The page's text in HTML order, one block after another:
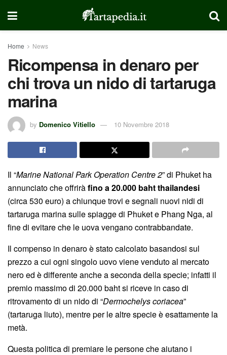
Home News
Ricompensa in denaro per
chi trova un nido di tartaruga
marina
by Domenico Vitiello 10 Novembre 2018
Il “Marine National Park Operation Centre 2” di Phuket ha
annunciato che offriràfino a 20.000 baht thailandesi
(circa 530 euro) a chiunque trovi e segnali nuovi nidi di
tartaruga marina sulle spiagge di Phuket e Phang Nga, al
fine di evitare che le uova vengano contrabbandate.
Il compenso in denaro è stato calcolato basandosi sul
prezzo a cui ogni singolo uovo viene venduto al mercato
nero ed è differente anche a seconda della specie; infatti il
premio massimo di 20.000 baht si riceve in caso di
ritrovamento di un nido di “Dermochelys coriacea”
(tartaruga liuto), mentre per le altre specie è esattamente la
metà.
Questa politica di premiare le persone che aiutano i